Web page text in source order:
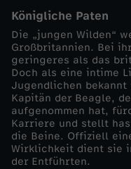
u
s
-
D
a
Königliche Paten
Die „jungen Wilden“
Großbritannien. Bei
geringeres als das
Doch als eine intime
Jugendlichen
Kapitän der Beagle,
aufgenommen hat,
Karriere und stellt
die Beine. Offiziell
Wirklichkeit dient sie
der Entführten.